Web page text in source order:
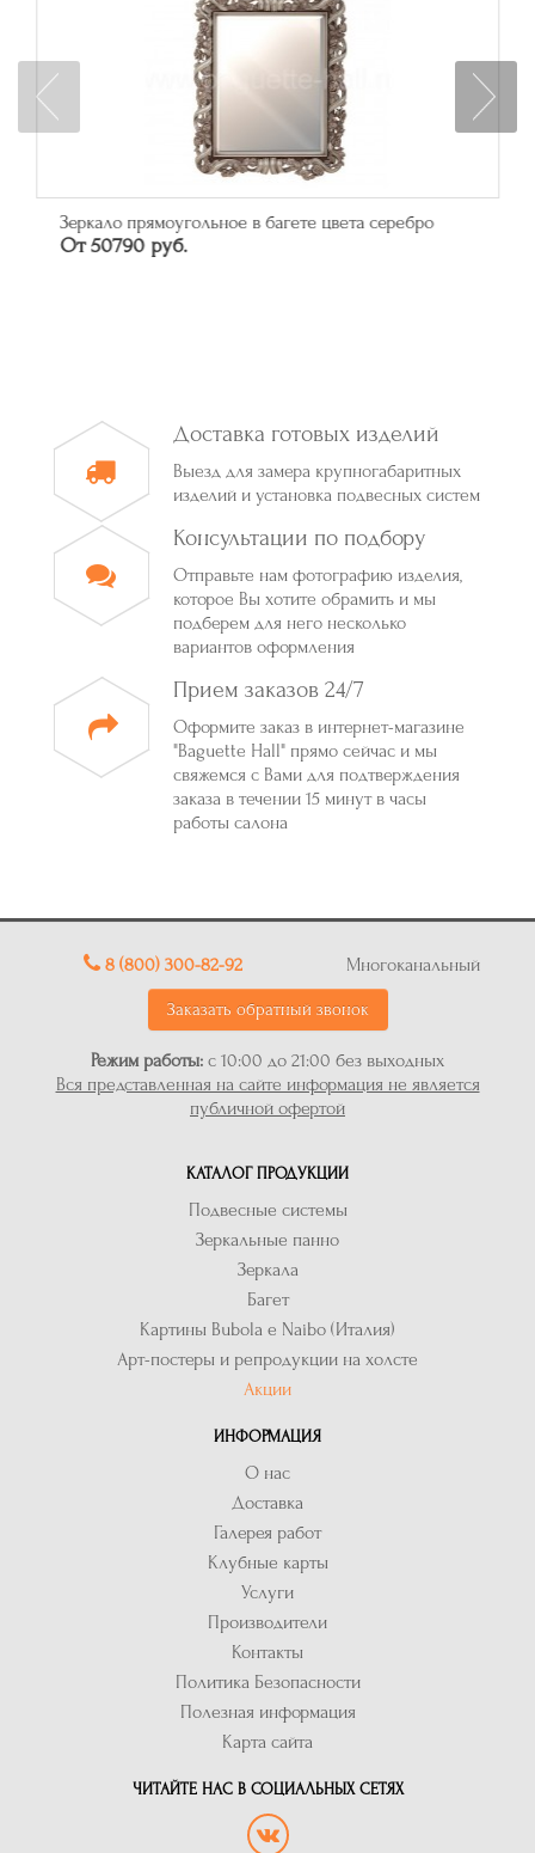
Зеркало прямоугольное в багете цвета серебро
От 50790 руб.
Доставка готовых изделий
Выезд для замера крупногабаритных
изделий и установка подвесных систем
Консультации по подбору
Отправьте нам фотографию изделия,
которое Вы хотите обрамить и мы
подберем для него несколько
вариантов оформления
Прием заказов 24/7
Оформите заказ в интернет-магазине
"Baguette Hall" прямо сейчас и мы
свяжемся с Вами для подтверждения
заказа в течении 15 минут в часы
работы салона
8 (800) 300-82-92 Многоканальный
Заказать обратный звонок
Режим работы: с 10:00 до 21:00 без выходных
Вся представленная на сайте информация не является
публичной офертой
КАТАЛОГ ПРОДУКЦИИ
Подвесные системы
Зеркальные панно
Зеркала
Багет
Картины Bubola e Naibo (Италия)
Арт-постеры и репродукции на холсте
Акции
ИНФОРМАЦИЯ
О нас
Доставка
Галерея работ
Клубные карты
Услуги
Производители
Контакты
Политика Безопасности
Полезная информация
Карта сайта
ЧИТАЙТЕ НАС В СОЦИАЛЬНЫХ СЕТЯХ